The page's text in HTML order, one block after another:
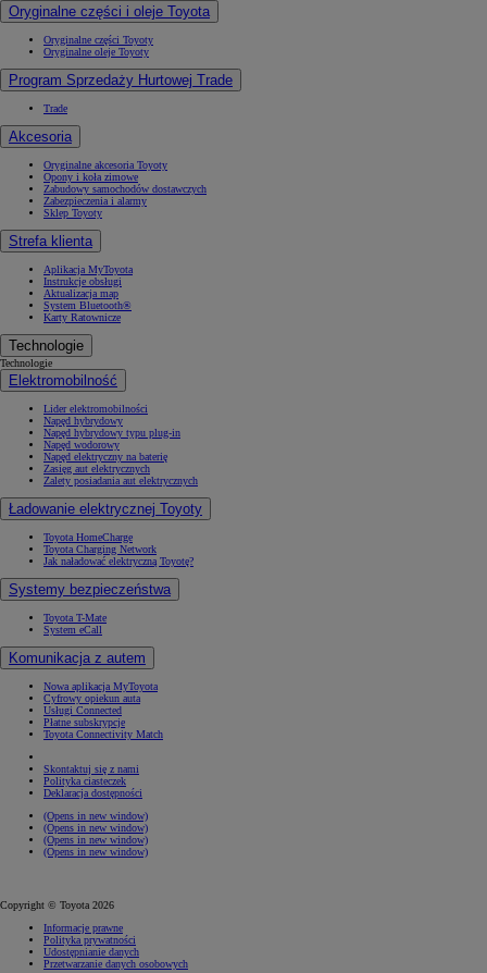
Oryginalne części i oleje Toyota
Oryginalne części Toyoty
Oryginalne oleje Toyoty
Program Sprzedaży Hurtowej Trade
Trade
Akcesoria
Oryginalne akcesoria Toyoty
Opony i koła zimowe
Zabudowy samochodów dostawczych
Zabezpieczenia i alarmy
Sklep Toyoty
Strefa klienta
Aplikacja MyToyota
Instrukcje obsługi
Aktualizacja map
System Bluetooth®
Karty Ratownicze
Technologie
Technologie
Elektromobilność
Lider elektromobilności
Napęd hybrydowy
Napęd hybrydowy typu plug-in
Napęd wodorowy
Napęd elektryczny na baterię
Zasięg aut elektrycznych
Zalety posiadania aut elektrycznych
Ładowanie elektrycznej Toyoty
Toyota HomeCharge
Toyota Charging Network
Jak naładować elektryczną Toyotę?
Systemy bezpieczeństwa
Toyota T-Mate
System eCall
Komunikacja z autem
Nowa aplikacja MyToyota
Cyfrowy opiekun auta
Usługi Connected
Płatne subskrypcje
Toyota Connectivity Match
Skontaktuj się z nami
Polityka ciasteczek
Deklaracja dostępności
(Opens in new window)
(Opens in new window)
(Opens in new window)
(Opens in new window)
Copyright © Toyota 2026
Informacje prawne
Polityka prywatności
Udostępnianie danych
Przetwarzanie danych osobowych